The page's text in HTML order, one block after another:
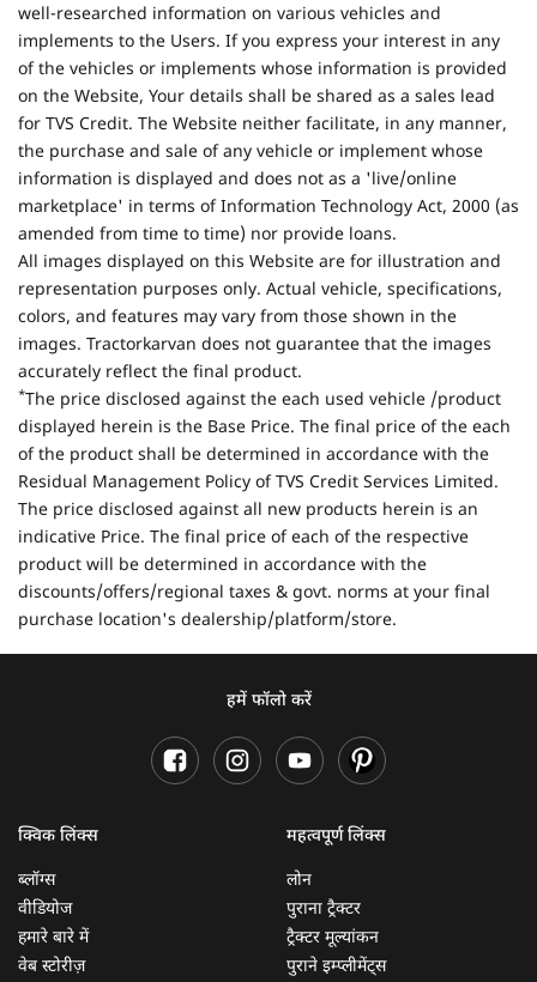
well-researched information on various vehicles and
implements to the Users. If you express your interest in any
of the vehicles or implements whose information is provided
on the Website, Your details shall be shared as a sales lead
for TVS Credit. The Website neither facilitate, in any manner,
the purchase and sale of any vehicle or implement whose
information is displayed and does not as a 'live/online
marketplace' in terms of Information Technology Act, 2000 (as
amended from time to time) nor provide loans.
All images displayed on this Website are for illustration and
representation purposes only. Actual vehicle, specifications,
colors, and features may vary from those shown in the
images. Tractorkarvan does not guarantee that the images
accurately reflect the final product.
*The price disclosed against the each used vehicle /product
displayed herein is the Base Price. The final price of the each
of the product shall be determined in accordance with the
Residual Management Policy of TVS Credit Services Limited.
The price disclosed against all new products herein is an
indicative Price. The final price of each of the respective
product will be determined in accordance with the
discounts/offers/regional taxes & govt. norms at your final
purchase location's dealership/platform/store.
हमें फॉलो करें
क्विक लिंक्स
ब्लॉग्स
वीडियोज
हमारे बारे में
वेब स्टोरीज़
महत्वपूर्ण लिंक्स
लोन
पुराना ट्रैक्टर
ट्रैक्टर मूल्यांकन
पुराने इम्प्लीमेंट्स